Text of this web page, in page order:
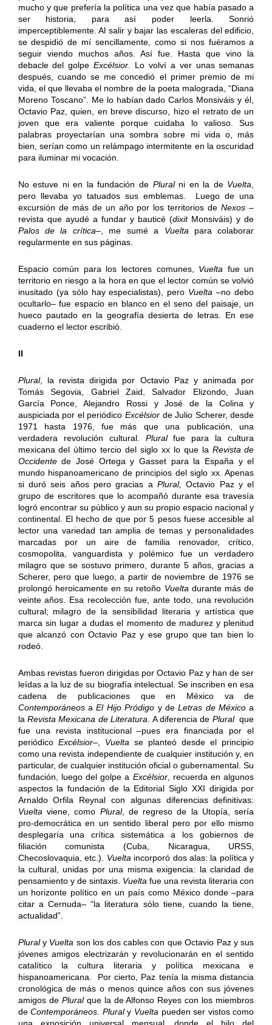
mucho y que prefería la política una vez que había pasado a
ser historia, para así poder leerla. Sonrió
imperceptiblemente. Al salir y bajar las escaleras del edificio,
se despidió de mí sencillamente, como si nos fuéramos a
seguir viendo muchos años. Así fue. Hasta que vino la
debacle del golpeExcélsior . Lo volví a ver unas semanas
después, cuando se me concedió el primer premio de mi
vida, el que llevaba el nombre de la poeta malograda, “Diana
Moreno Toscano”. Me lo habían dado Carlos Monsiváis y él,
Octavio Paz, quien, en breve discurso, hizo el retrato de un
joven que era valiente porque cuidaba lo valioso. Sus
palabras proyectarían una sombra sobre mi vida o, más
bien, serían como un relámpago intermitente en la oscuridad
para iluminar mi vocación.
No estuve ni en la fundación de Pluralni en la de Vuelta
pero llevaba yo tatuados sus emblemas. Luego de una
excursión de más de un año por los territorios deNexos –
revista que ayudé a fundar y bauticé (dixitMonsiváis) y de
Palos de la crítica–, me sumé a Vuelta para colaborar
regularmente en sus páginas.
Espacio común para los lectores comunes, Vuelta fue un
territorio en riesgo a la hora en que el lector común se volvió
inusitado (ya sólo hay especialistas), pero Vuelta –no debo
ocultarlo– fue espacio en blanco en el seno del paisaje, un
hueco pautado en la geografía desierta de letras. En ese
cuaderno el lector escribió.
II
Plural, la revista dirigida por Octavio Paz y animada por
Tomás Segovia, Gabriel Zaid, Salvador Elizondo, Juan
García Ponce, Alejandro Rossi y José de la Colina y
auspiciada por el periódico Excélsior de Julio Scherer, desde
1971 hasta 1976, fue más que una publicación, una
verdadera revolución cultural. Pluralfue para la cultura
mexicana del último tercio del siglo xx lo que la Revista de
Occidentede José Ortega y Gasset para la España y el
mundo hispanoamericano de principios del siglo xx. Apenas
si duró seis años pero gracias aPlural,
Octavio Paz y el
grupo de escritores que lo acompañó durante esa travesía
logró encontrar su público y aun su propio espacio nacional y
continental. El hecho de que por 5 pesos fuese accesible al
lector una variedad tan amplia de temas y personalidades
marcadas por un aire de familia renovador, crítico,
cosmopolita, vanguardista y polémico fue un verdadero
milagro que se sostuvo primero, durante 5 años, gracias a
Scherer, pero que luego, a partir de noviembre de 1976 se
prolongó heroicamente en su retoño Vuelta durante más de
veinte años. Esa recolección fue, ante todo, una revolución
cultural; milagro de la sensibilidad literaria y artística que
marca sin lugar a dudas el momento de madurez y plenitud
que alcanzó con Octavio Paz y ese grupo que tan bien lo
rodeó.
Ambas revistas fueron dirigidas por Octavio Paz y han de ser
leídas a la luz de su biografía intelectual. Se inscriben en esa
cadena de publicaciones que en México va de
ContemporáneosaEl Hijo Pródigo y deLetras de Méxicoa
la Revista Mexicana de Literatura . A diferencia de Plural que
fue una revista institucional –pues era financiada por el
periódico Excélsior–, Vuelta se planteó desde el principio
como una revista independiente de cualquier institución y, en
particular, de cualquier institución oficial o gubernamental. Su
fundación, luego del golpe a Excélsior, recuerda en algunos
aspectos la fundación de la Editorial Siglo XXI dirigida por
Arnaldo Orfila Reynal con algunas diferencias definitivas:
Vuelta viene, como Plural, de regreso de la Utopía, sería
pro-democrática en un sentido liberal pero por ello mismo
desplegaría una crítica sistemática a los gobiernos de
filiación comunista (Cuba, Nicaragua, URSS,
Checoslovaquia, etc.). Vuelta incorporó dos alas: la política y
la cultural, unidas por una misma exigencia: la claridad de
pensamiento y de sintaxis. Vuelta fue una revista literaria con
un horizonte político en un país como México donde –para
citar a Cernuda– “la literatura sólo tiene, cuando la tiene,
actualidad”.
Pluraly Vuelta son los dos cables con que Octavio Paz y sus
jóvenes amigos electrizarán y revolucionarán en el sentido
catalítico la cultura literaria y política mexicana e
hispanoamericana. Por cierto, Paz tenía la misma distancia
cronológica de más o menos quince años con sus jóvenes
amigos de Pluralque la de Alfonso Reyes con los miembros
deContemporáneos Pluraly Vuelta pueden ser vistos como